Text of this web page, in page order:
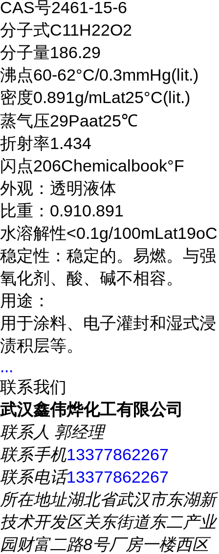
CAS号2461-15-6
分子式C11H22O2
分子量186.29
沸点60-62°C/0.3mmHg(lit.)
密度0.891g/mLat25°C(lit.)
蒸气压29Paat25℃
折射率1.434
闪点206Chemicalbook°F
外观：透明液体
比重：0.910.891
水溶解性<0.1g/100mLat19oC
稳定性：稳定的。易燃。与强
氧化剂、酸、碱不相容。
用途：
用于涂料、 电子灌封和湿式浸
渍积层等。
...
联系我们
武汉鑫伟烨化工有限公司
联系人 郭经理
联系手机13377862267
联系电话13377862267
所在地址湖北省武汉市东湖新
技术开发区关东街道东二产业
园财富二路8号厂房一楼西区